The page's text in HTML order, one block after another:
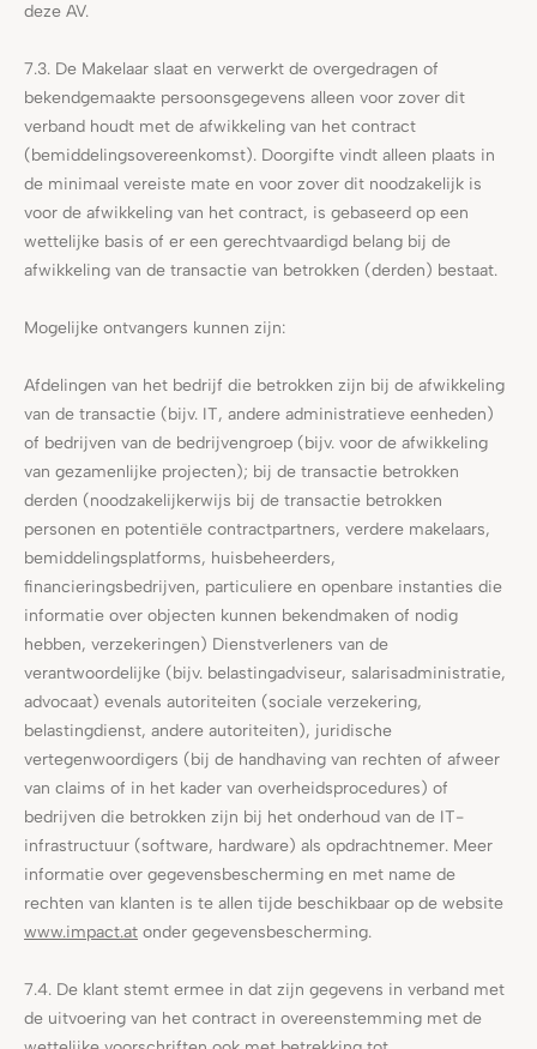
deze AV.
7.3. De Makelaar slaat en verwerkt de overgedragen of
bekendgemaakte persoonsgegevens alleen voor zover dit
verband houdt met de afwikkeling van het contract
(bemiddelingsovereenkomst). Doorgifte vindt alleen plaats in
de minimaal vereiste mate en voor zover dit noodzakelijk is
voor de afwikkeling van het contract, is gebaseerd op een
wettelijke basis of er een gerechtvaardigd belang bij de
afwikkeling van de transactie van betrokken (derden) bestaat.
Mogelijke ontvangers kunnen zijn:
Afdelingen van het bedrijf die betrokken zijn bij de afwikkeling
van de transactie (bijv. IT, andere administratieve eenheden)
of bedrijven van de bedrijvengroep (bijv. voor de afwikkeling
van gezamenlijke projecten); bij de transactie betrokken
derden (noodzakelijkerwijs bij de transactie betrokken
personen en potentiële contractpartners, verdere makelaars,
bemiddelingsplatforms, huisbeheerders,
financieringsbedrijven, particuliere en openbare instanties die
informatie over objecten kunnen bekendmaken of nodig
hebben, verzekeringen) Dienstverleners van de
verantwoordelijke (bijv. belastingadviseur, salarisadministratie,
advocaat) evenals autoriteiten (sociale verzekering,
belastingdienst, andere autoriteiten), juridische
vertegenwoordigers (bij de handhaving van rechten of afweer
van claims of in het kader van overheidsprocedures) of
bedrijven die betrokken zijn bij het onderhoud van de IT-
infrastructuur (software, hardware) als opdrachtnemer. Meer
informatie over gegevensbescherming en met name de
rechten van klanten is te allen tijde beschikbaar op de website
www.impact.at onder gegevensbescherming.
7.4. De klant stemt ermee in dat zijn gegevens in verband met
de uitvoering van het contract in overeenstemming met de